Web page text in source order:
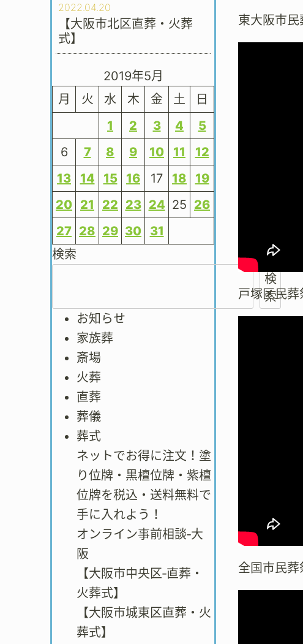
2022.04.20
【大阪市北区直葬・火葬
式】
2019年5月
月
火 水 木 金 土
日
1
2 3 4
5
6
7 8 9 10 11
12
13
14 15 16 17 18
19
20 21 22 23 24 25 26
27 28 29 30 31
検索
検
索
お知らせ
家族葬
斎場
火葬
直葬
葬儀
葬式
ネットでお得に注文！塗
り位牌・黒檀位牌・紫檀
位牌を税込・送料無料で
手に入れよう！
オンライン事前相談‐大
阪
【大阪市中央区‐直葬・
火葬式】
【大阪市城東区直葬・火
葬式】
東大阪市民
戸塚区民葬
全国市民